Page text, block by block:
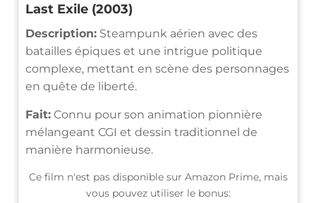
Last Exile (2003)
Description: Steampunk aérien avec des
batailles épiques et une intrigue politique
complexe, mettant en scène des personnages
en quête de liberté.
Fait: Connu pour son animation pionnière
mélangeant CGI et dessin traditionnel de
manière harmonieuse.
Ce film n'est pas disponible sur Amazon Prime, mais
vous pouvez utiliser le bonus: